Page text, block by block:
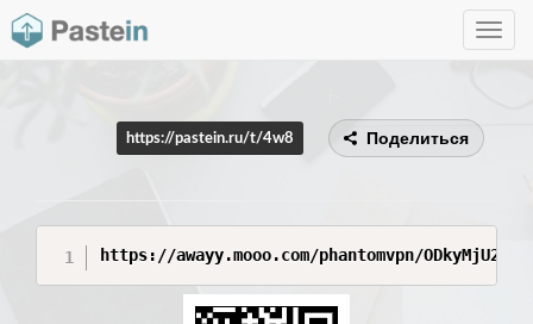
Toggle
https://pastein.ru/t/4w8 Поделиться
https://awayy.mooo.com/phantomvpn/